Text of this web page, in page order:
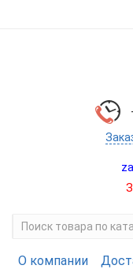
О компании